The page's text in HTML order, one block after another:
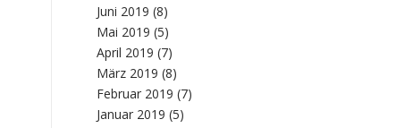
Juni 2019 (8)
Mai 2019 (5)
April 2019 (7)
März 2019 (8)
Februar 2019 (7)
Januar 2019 (5)